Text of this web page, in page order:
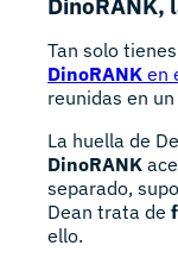
DinoRANK,
Tan solo
DinoRANK en
reunidas en
La huella de
DinoRANK
separado,
Dean trata de
ello.